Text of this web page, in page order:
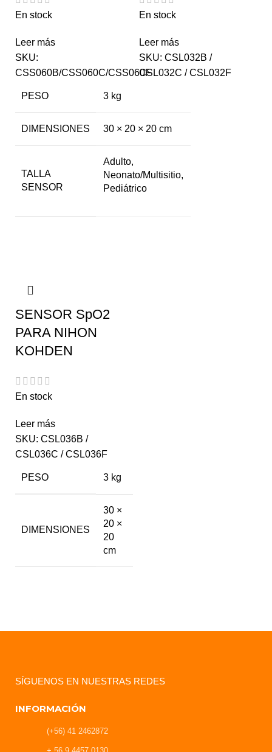
En stock
Leer más
SKU:
CSS060B/CSS060C/CSS060F
PESO 3 kg
DIMENSIONES 30 × 20 × 20 cm
TALLA
SENSOR
Adulto,
Neonato/Multisitio,
Pediátrico
En stock
Leer más
SKU: CSL032B /
CSL032C / CSL032F
SENSOR SpO2
PARA NIHON
KOHDEN
En stock
Leer más
SKU: CSL036B /
CSL036C / CSL036F
PESO 3 kg
DIMENSIONES
30 ×
20 ×
20
cm
SÍGUENOS EN NUESTRAS REDES
INFORMACIÓN
(+56) 41 2462872